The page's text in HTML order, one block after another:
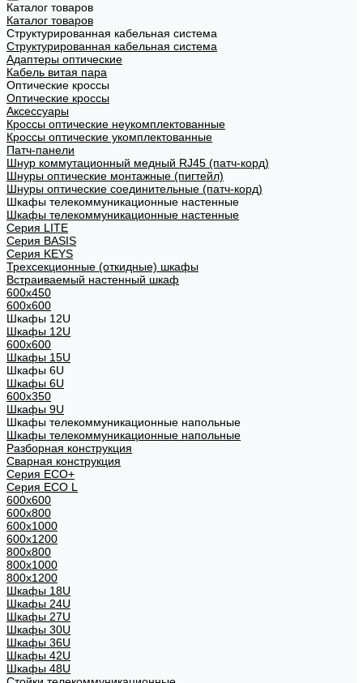
Каталог товаров
Каталог товаров
Структурированная кабельная система
Структурированная кабельная система
Адаптеры оптические
Кабель витая пара
Оптические кроссы
Оптические кроссы
Аксессуары
Кроссы оптические неукомплектованные
Кроссы оптические укомплектованные
Патч-панели
Шнур коммутационный медный RJ45 (патч-корд)
Шнуры оптические монтажные (пигтейл)
Шнуры оптические соединительные (патч-корд)
Шкафы телекоммуникационные настенные
Шкафы телекоммуникационные настенные
Cерия LITE
Cерия BASIS
Cерия KEYS
Трехсекционные (откидные) шкафы
Встраиваемый настенный шкаф
600x450
600x600
Шкафы 12U
Шкафы 12U
600x600
Шкафы 15U
Шкафы 6U
Шкафы 6U
600x350
Шкафы 9U
Шкафы телекоммуникационные напольные
Шкафы телекоммуникационные напольные
Разборная конструкция
Сварная конструкция
Серия ECO+
Серия ECO L
600x600
600x800
600х1000
600х1200
800x800
800х1000
800х1200
Шкафы 18U
Шкафы 24U
Шкафы 27U
Шкафы 30U
Шкафы 36U
Шкафы 42U
Шкафы 48U